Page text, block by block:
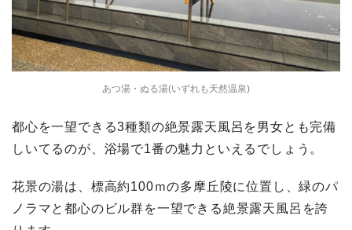
あつ湯・ぬる湯(いずれも天然温泉)
都心を一望できる3種類の絶景露天風呂を男女とも完備
しいてるのが、浴場で1番の魅力といえるでしょう。
花景の湯は、標高約100ｍの多摩丘陵に位置し、緑のパ
ノラマと都心のビル群を一望できる絶景露天風呂を誇